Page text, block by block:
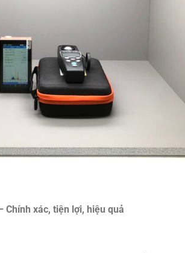
Chính xác, tiện lợi, hiệu quả